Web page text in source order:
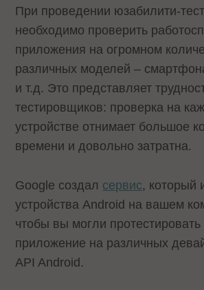
При проведении юзабилити-
необходимо проверить
приложения на огромном
различных моделей –
и т.д. Это представляет
тестировщиков: проверка на
устройстве отнимает большое
времени и довольно затратна.
Google создал сервис, который
устройства Android на вашем
чтобы вы могли протестировать
приложение на различных
API Android.